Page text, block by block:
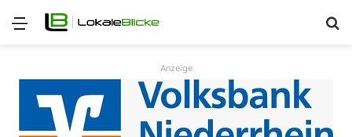
Menü
Anzeige